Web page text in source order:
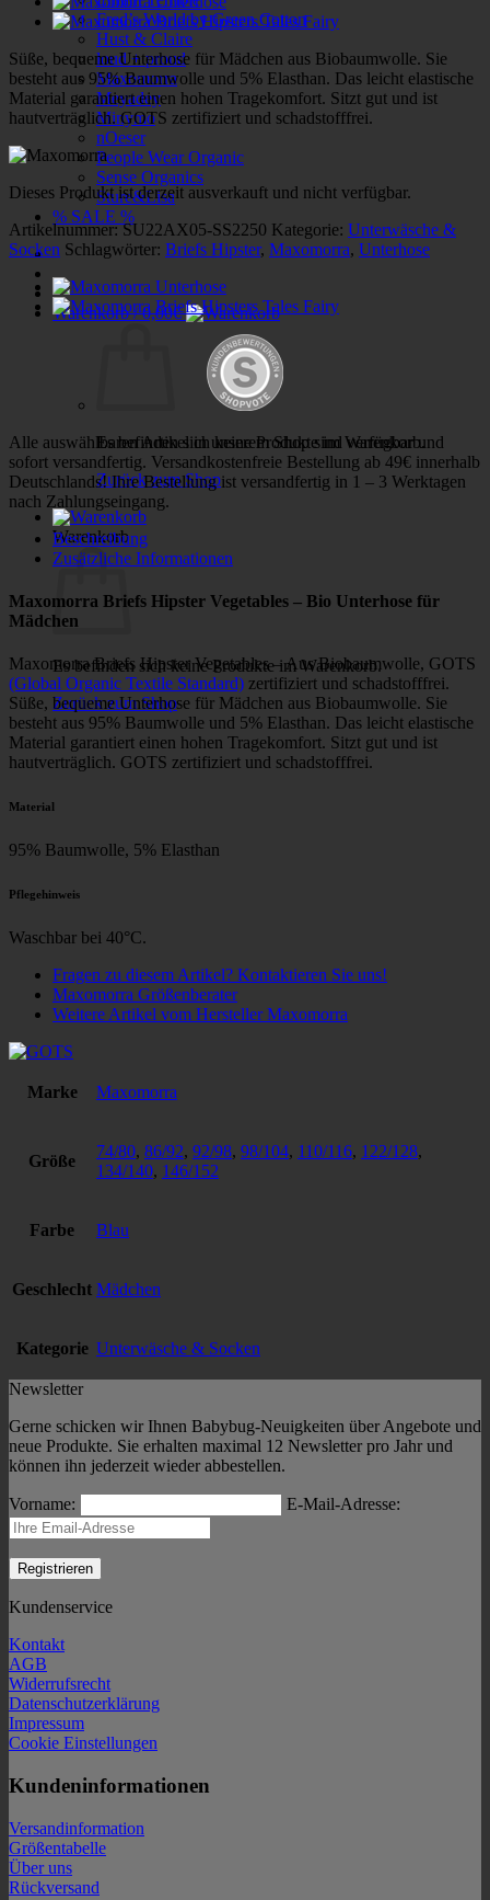
Fred’s World by Green Cotton
Hust & Claire
loud + proud
Maxomorra
Meyadey
Minymo
nOeser
People Wear Organic
Sense Organics
Sture&Lisa
% SALE %
Warenkorb /0,00€
Es befinden sich keine Produkte im Warenkorb.
Zurück zum Shop
Warenkorb
Es befinden sich keine Produkte im Warenkorb.
Zurück zum Shop
Süße, bequeme Unterhose für Mädchen aus Biobaumwolle. Sie
besteht aus 95% Baumwolle und 5% Elasthan. Das leicht elastische
Material garantiert einen hohen Tragekomfort. Sitzt gut und ist
hautverträglich. GOTS zertifiziert und schadstofffrei.
Dieses Produkt ist derzeit ausverkauft und nicht verfügbar.
Artikelnummer:SU22AX05-SS2250 Kategorie: Unterwäsche &
Socken Schlagwörter: Briefs Hipster, Maxomorra, Unterhose
Alle auswählbaren Artikel in unserem Shop sind verfügbar und
sofort versandfertig. Versandkostenfreie Bestellung ab 49€ innerhalb
Deutschlands! Ihre Bestellung ist versandfertig in 1 – 3 Werktagen
nach Zahlungseingang.
Beschreibung
Zusätzliche Informationen
Maxomorra Briefs Hipster Vegetables – Bio Unterhose für
Mädchen
Maxomorra Briefs Hipster Vegetables – Aus Biobaumwolle, GOTS
(Global Organic Textile Standard) zertifiziert und schadstofffrei.
Süße, bequeme Unterhose für Mädchen aus Biobaumwolle. Sie
besteht aus 95% Baumwolle und 5% Elasthan. Das leicht elastische
Material garantiert einen hohen Tragekomfort. Sitzt gut und ist
hautverträglich. GOTS zertifiziert und schadstofffrei.
Material
95% Baumwolle, 5% Elasthan
Pflegehinweis
Waschbar bei 40°C.
Fragen zu diesem Artikel? Kontaktieren Sie uns!
Maxomorra Größenberater
Weitere Artikel vom Hersteller Maxomorra
Marke Maxomorra
Größe
74/80, 86/92, 92/98, 98/104, 110/116, 122/128,
134/140, 146/152
Farbe Blau
Geschlecht Mädchen
Kategorie Unterwäsche & Socken
Newsletter
Gerne schicken wir Ihnen Babybug-Neuigkeiten über Angebote und
neue Produkte. Sie erhalten maximal 12 Newsletter pro Jahr und
können ihn jederzeit wieder abbestellen.
Vorname: E-Mail-Adresse:
Kundenservice
Kontakt
AGB
Widerrufsrecht
Datenschutzerklärung
Impressum
Cookie Einstellungen
Kundeninformationen
Versandinformation
Größentabelle
Über uns
Rückversand